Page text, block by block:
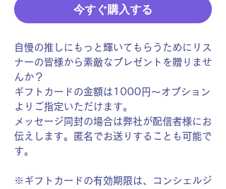
今すぐ購入する
自慢の推しにもっと輝いてもらうためにリス
ナーの皆様から素敵なプレゼントを贈りませ
んか？
ギフトカードの金額は1000円〜オプション
よりご指定いただけます。
メッセージ同封の場合は弊社が配信者様にお
伝えします。匿名でお送りすることも可能で
す。
※ギフトカードの有効期限は、コンシェルジ